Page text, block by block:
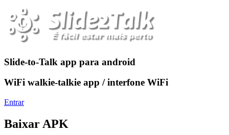
Slide-to-Talk app para android
WiFi walkie-talkie app / interfone WiFi
Entrar
Baixar APK